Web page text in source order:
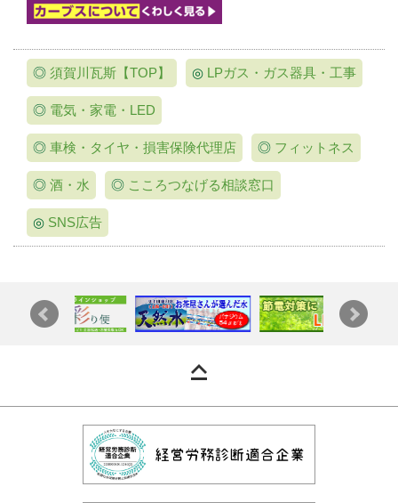
◎ 須賀川瓦斯【TOP】 ◎ LPガス・ガス器具・工事
◎ 電気・家電・LED
◎ 車検・タイヤ・損害保険代理店 ◎ フィットネス
◎ 酒・水 ◎ こころつなげる相談窓口
◎ SNS広告